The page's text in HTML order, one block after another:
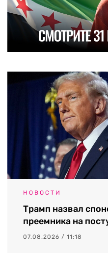
НОВОСТИ
Трамп назвал
преемника на
07.08.2026 / 11:18